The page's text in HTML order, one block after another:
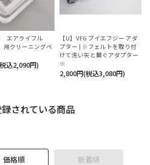
エアライフル
用クリーニングペ
込2,090円)
【U】VFG ブイエフジー アダ
プター | ※フェルトを取り付
けて洗い矢と繋ぐアダプター
※
2,800円(税込3,080円)
録されている商品
価格順 新着順